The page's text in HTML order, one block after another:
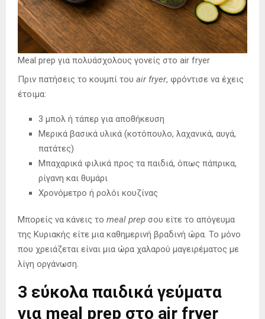
Meal prep για πολυάσχολους γονείς στο air fryer
Πριν πατήσεις το κουμπί του air fryer, φρόντισε να έχεις
έτοιμα:
3 μπολ ή τάπερ για αποθήκευση
Μερικά βασικά υλικά (κοτόπουλο, λαχανικά, αυγά,
πατάτες)
Μπαχαρικά φιλικά προς τα παιδιά, όπως πάπρικα,
ρίγανη και θυμάρι
Χρονόμετρο ή ρολόι κουζίνας
Μπορείς να κάνεις το meal prep σου είτε το απόγευμα
της Κυριακής είτε μια καθημερινή βραδινή ώρα. Το μόνο
που χρειάζεται είναι μια ώρα χαλαρού μαγειρέματος με
λίγη οργάνωση.
3 εύκολα παιδικά γεύματα
για meal prep στο air fryer